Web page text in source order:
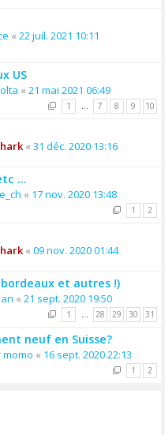
« 22 juil. 2021 10:11
US
« 21 mai 2021 06:49
1 … 7 8 9 10
« 31 déc. 2020 13:16
...
« 17 nov. 2020 13:48
1 2
« 09 nov. 2020 01:44
et autres !)
« 21 sept. 2020 19:50
1 … 28 29 30 31
neuf en Suisse?
« 16 sept. 2020 22:13
1 2